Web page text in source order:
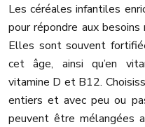
Les céréales infantiles
pour répondre aux
Elles sont souvent
cet âge, ainsi qu’en
vitamine D et B12.
entiers et avec peu ou
peuvent être mélangées